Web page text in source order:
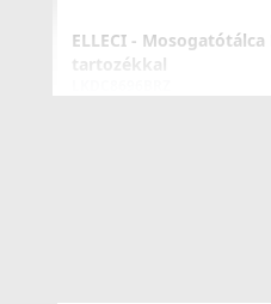
ELLECI -
tartozékkal